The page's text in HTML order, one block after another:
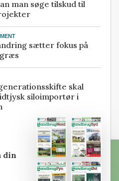
man søge tilskud til
sætter fokus på
skal
siloimportør i
din